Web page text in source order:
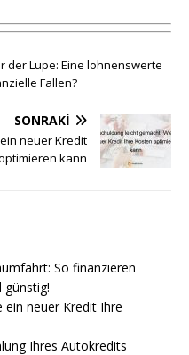
der Lupe: Eine lohnenswerte
Fallen?
SONRAKI
neuer Kredit
kann
So finanzieren
günstig!
ein neuer Kredit Ihre
Ihres Autokredits